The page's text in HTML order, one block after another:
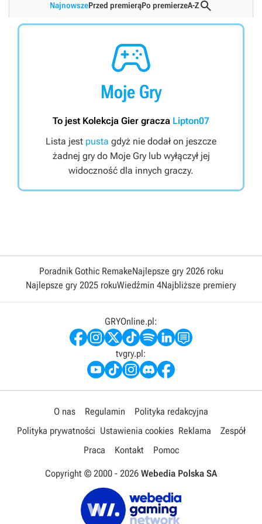
NajnowszePrzed premierąPo premierzeA-Z

Moje Gry
To jest Kolekcja Gier gracza Lipton07
Lista jest pusta gdyż nie dodał on jeszcze
żadnej gry do Moje Gry lub wyłączył jej
widoczność dla innych graczy.
Poradnik Gothic RemakeNajlepsze gry 2026 roku
Najlepsze gry 2025 rokuWiedźmin 4Najbliższe premiery
GRYOnline.pl:
tvgry.pl:
O nas Regulamin
Polityka redakcyjna
Polityka prywatności Ustawienia cookies Reklama
Zespół
Praca
Kontakt Pomoc
Copyright © 2000 - 2026 Webedia Polska SA